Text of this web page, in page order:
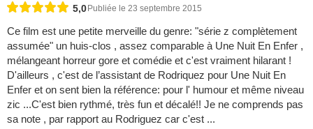
5,0 Publiée le 23 septembre 2015
Ce film est une petite merveille du genre: "série z complètement
assumée" un huis-clos , assez comparable à Une Nuit En Enfer ,
mélangeant horreur gore et comédie et c'est vraiment hilarant !
D'ailleurs , c'est de l’assistant de Rodriquez pour Une Nuit En
Enfer et on sent bien la référence: pour l' humour et même niveau
zic ...C'est bien rythmé, très fun et décalé!! Je ne comprends pas
sa note , par rapport au Rodriguez car c'est ...